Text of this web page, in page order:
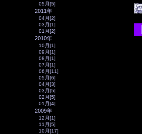
05月[5]
2011年
04月[2]
03月[1]
01月[2]
2010年
10月[1]
09月[1]
08月[1]
07月[1]
06月[11]
05月[6]
04月[3]
03月[5]
02月[5]
01月[4]
2009年
12月[1]
11月[5]
10月[17]